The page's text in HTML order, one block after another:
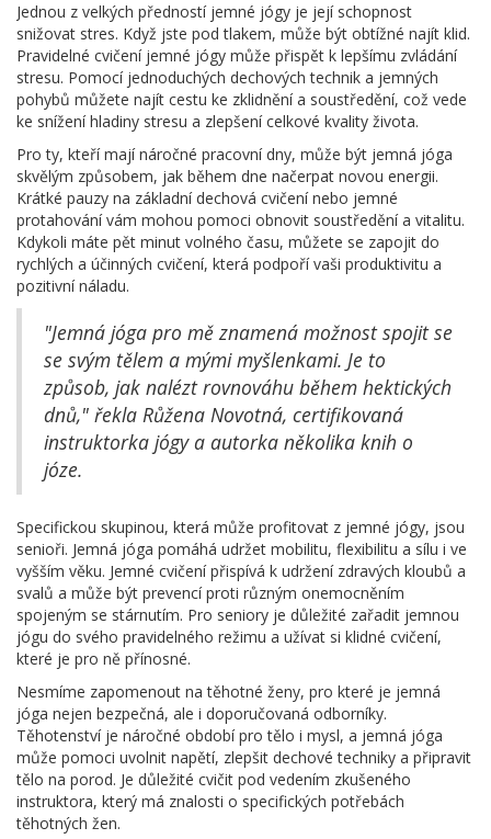
Jednou z velkých předností jemné jógy je její schopnost
snižovat stres. Když jste pod tlakem, může být obtížné najít klid.
Pravidelné cvičení jemné jógy může přispět k lepšímu zvládání
stresu. Pomocí jednoduchých dechových technik a jemných
pohybů můžete najít cestu ke zklidnění a soustředění, což vede
ke snížení hladiny stresu a zlepšení celkové kvality života.
Pro ty, kteří mají náročné pracovní dny, může být jemná jóga
skvělým způsobem, jak během dne načerpat novou energii.
Krátké pauzy na základní dechová cvičení nebo jemné
protahování vám mohou pomoci obnovit soustředění a vitalitu.
Kdykoli máte pět minut volného času, můžete se zapojit do
rychlých a účinných cvičení, která podpoří vaši produktivitu a
pozitivní náladu.
"Jemná jóga pro mě znamená možnost spojit se
se svým tělem a mými myšlenkami. Je to
způsob, jak nalézt rovnováhu během hektických
dnů," řekla Růžena Novotná, certifikovaná
instruktorka jógy a autorka několika knih o
józe.
Specifickou skupinou, která může profitovat z jemné jógy, jsou
senioři. Jemná jóga pomáhá udržet mobilitu, flexibilitu a sílu i ve
vyšším věku. Jemné cvičení přispívá k udržení zdravých kloubů a
svalů a může být prevencí proti různým onemocněním
spojeným se stárnutím. Pro seniory je důležité zařadit jemnou
jógu do svého pravidelného režimu a užívat si klidné cvičení,
které je pro ně přínosné.
Nesmíme zapomenout na těhotné ženy, pro které je jemná
jóga nejen bezpečná, ale i doporučovaná odborníky.
Těhotenství je náročné období pro tělo i mysl, a jemná jóga
může pomoci uvolnit napětí, zlepšit dechové techniky a připravit
tělo na porod. Je důležité cvičit pod vedením zkušeného
instruktora, který má znalosti o specifických potřebách
těhotných žen.